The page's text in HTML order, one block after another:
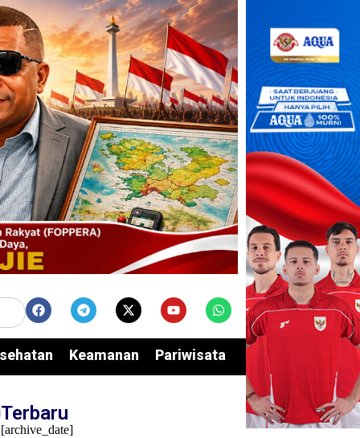
Keamanan Pariwisata Edukasi
Terbaru
[archive_date]